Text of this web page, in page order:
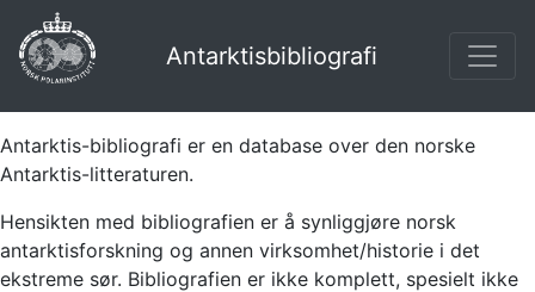
Antarktisbibliografi
Antarktis-bibliografi er en database over den norske
Antarktis-litteraturen.
Hensikten med bibliografien er å synliggjøre norsk
antarktisforskning og annen virksomhet/historie i det
ekstreme sør. Bibliografien er ikke komplett, spesielt ikke